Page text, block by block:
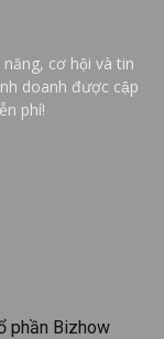
cơ hội và tin
doanh được cập
phí!
phần Bizhow